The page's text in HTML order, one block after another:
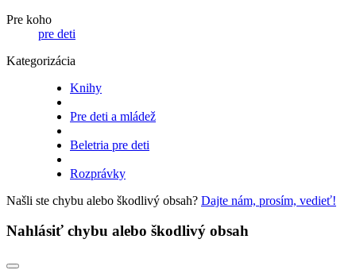
Pre koho
pre deti
Kategorizácia
Knihy
Pre deti a mládež
Beletria pre deti
Rozprávky
Našli ste chybu alebo škodlivý obsah? Dajte nám, prosím, vedieť!
Nahlásiť chybu alebo škodlivý obsah